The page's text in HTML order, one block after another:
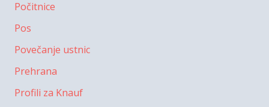
Počitnice
Pos
Povečanje ustnic
Prehrana
Profili za Knauf